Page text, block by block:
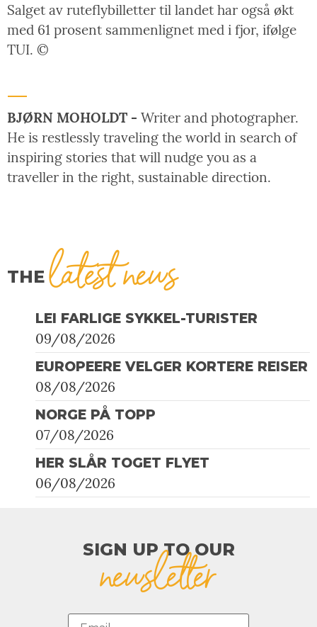
Salget av ruteflybilletter til landet har også økt
med 61 prosent sammenlignet med i fjor, ifølge
TUI. ©
BJØRN MOHOLDT - Writer and photographer.
He is restlessly traveling the world in search of
inspiring stories that will nudge you as a
traveller in the right, sustainable direction.
THElatest news
LEI FARLIGE SYKKEL-TURISTER
09/08/2026
EUROPEERE VELGER KORTERE REISER
08/08/2026
NORGE PÅ TOPP
07/08/2026
HER SLÅR TOGET FLYET
06/08/2026
SIGN UP TO OUR​
newsletter